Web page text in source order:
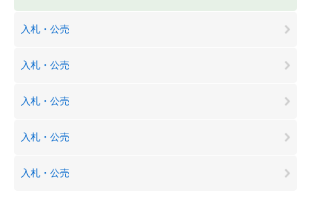
入札・公売
入札・公売
入札・公売
入札・公売
入札・公売